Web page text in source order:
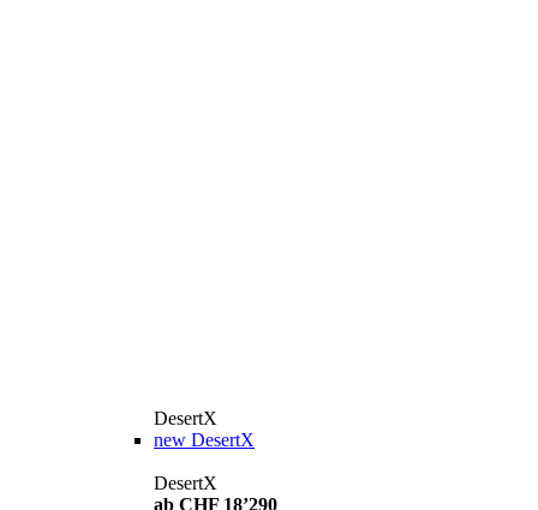
DesertX
new DesertX
DesertX
ab CHF 18’290